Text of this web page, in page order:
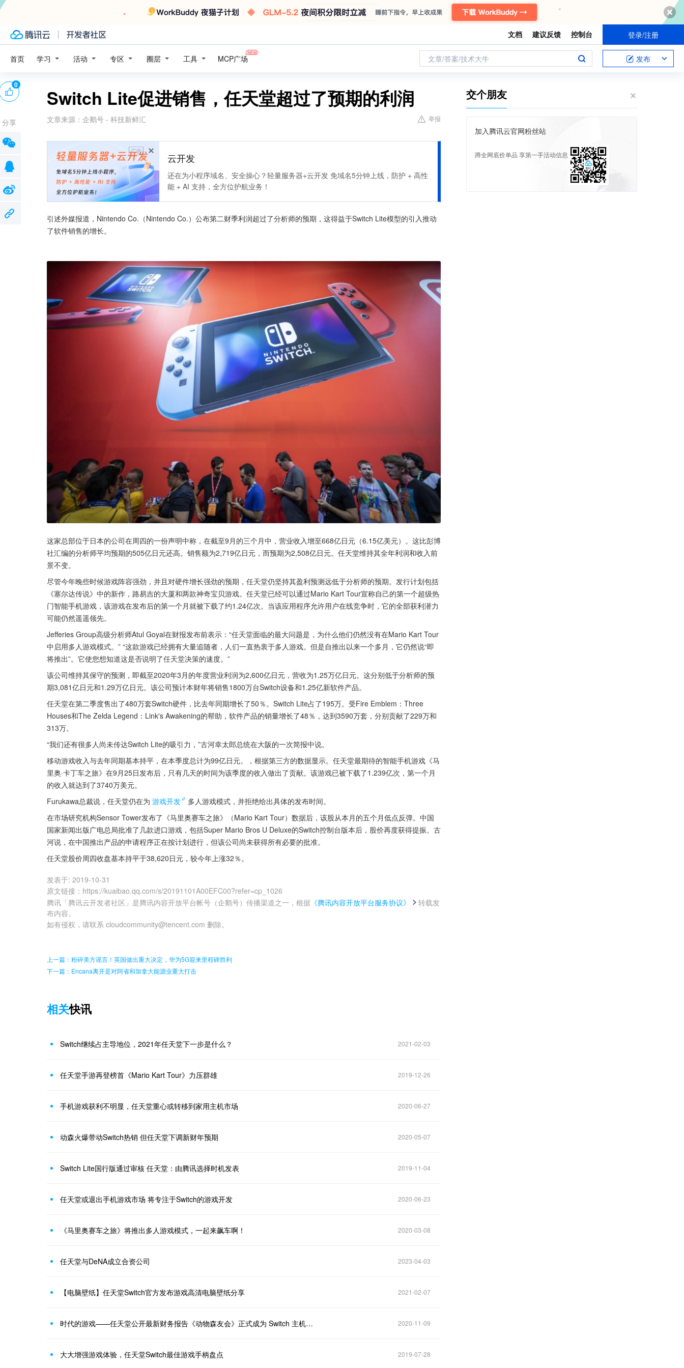
文档 建议反馈 控制台 登录/注册
首页 学习 活动 专区 圈层 工具 MCP广场 文章/答案/技术大牛 发布
Switch Lite促进销售，任天堂超过了预期的利润
文章来源： 企鹅号 - 科技新鲜汇 举报
广告
云开发
还在为小程序域名、安全操心？轻量服务器+云开发 免域名5分钟上线，防护 + 高性
能 + AI 支持，全方位护航业务！
引述外媒报道，Nintendo Co.（Nintendo Co.）公布第二财季利润超过了分析师的预期，这得益于Switch Lite模型的引入推动
了软件销售的增长。
这家总部位于日本的公司在周四的一份声明中称，在截至9月的三个月中，营业收入增至668亿日元（6.15亿美元）。这比彭博
社汇编的分析师平均预期的505亿日元还高。销售额为2,719亿日元，而预期为2,508亿日元。任天堂维持其全年利润和收入前
景不变。
尽管今年晚些时候游戏阵容强劲，并且对硬件增长强劲的预期，任天堂仍坚持其盈利预测远低于分析师的预期。发行计划包括
《塞尔达传说》中的新作，路易吉的大厦和两款神奇宝贝游戏。任天堂已经可以通过Mario Kart Tour宣称自己的第一个超级热
门智能手机游戏，该游戏在发布后的第一个月就被下载了约1.24亿次。当该应用程序允许用户在线竞争时，它的全部获利潜力
可能仍然遥遥领先。
Jefferies Group高级分析师Atul Goyal在财报发布前表示：“任天堂面临的最大问题是，为什么他们仍然没有在Mario Kart Tour
中启用多人游戏模式。” “这款游戏已经拥有大量追随者，人们一直热衷于多人游戏。但是自推出以来一个多月，它仍然说“即
将推出”。它使您想知道这是否说明了任天堂决策的速度。”
该公司维持其保守的预测，即截至2020年3月的年度营业利润为2,600亿日元，营收为1.25万亿日元。这分别低于分析师的预
期3,081亿日元和1.29万亿日元。该公司预计本财年将销售1800万台Switch设备和1.25亿新软件产品。
任天堂在第二季度售出了480万套Switch硬件，比去年同期增长了50％。Switch Lite占了195万。受Fire Emblem：Three
Houses和The Zelda Legend：Link's Awakening的帮助，软件产品的销量增长了48％，达到3590万套，分别贡献了229万和
313万。
“我们还有很多人尚未传达Switch Lite的吸引力，”古河幸太郎总统在大阪的一次简报中说。
移动游戏收入与去年同期基本持平，在本季度总计为99亿日元。，根据第三方的数据显示。任天堂最期待的智能手机游戏《马
里奥·卡丁车之旅》在9月25日发布后，只有几天的时间为该季度的收入做出了贡献。该游戏已被下载了1.239亿次，第一个月
的收入就达到了3740万美元。
Furukawa总裁说，任天堂仍在为 游戏开发
多人游戏模式，并拒绝给出具体的发布时间。
在市场研究机构Sensor Tower发布了《马里奥赛车之旅》（Mario Kart Tour）数据后，该股从本月的五个月低点反弹。中国
国家新闻出版广电总局批准了几款进口游戏，包括Super Mario Bros U Deluxe的Switch控制台版本后，股价再度获得提振。古
河说，在中国推出产品的申请程序正在按计划进行，但该公司尚未获得所有必要的批准。
任天堂股价周四收盘基本持平于38,620日元，较今年上涨32％。
发表于: 2019-10-31
原文链接 ： https://kuaibao.qq.com/s/20191101A00EFC00?refer=cp_1026
腾讯「腾讯云开发者社区」是腾讯内容开放平台帐号（企鹅号）传播渠道之一，根据 《腾讯内容开放平台服务协议》
转载发
布内容。
如有侵权，请联系 cloudcommunity@tencent.com 删除。
0
分享
上一篇：粉碎美方谣言！英国做出重大决定，华为5G迎来里程碑胜利
下一篇：Encana离开是对阿省和加拿大能源业重大打击
相关快讯
Switch继续占主导地位，2021年任天堂下一步是什么？ 2021-02-03
任天堂手游再登榜首《Mario Kart Tour》力压群雄 2019-12-26
手机游戏获利不明显，任天堂重心或转移到家用主机市场 2020-06-27
动森火爆带动Switch热销 但任天堂下调新财年预期 2020-05-07
Switch Lite国行版通过审核 任天堂：由腾讯选择时机发表 2019-11-04
任天堂或退出手机游戏市场 将专注于Switch的游戏开发 2020-06-23
《马里奥赛车之旅》将推出多人游戏模式，一起来飙车啊！ 2020-03-08
任天堂与DeNA成立合资公司 2023-04-03
【电脑壁纸】任天堂Switch官方发布游戏高清电脑壁纸分享 2021-02-07
时代的游戏——任天堂公开最新财务报告《动物森友会》正式成为 Switch 主机迄今第二畅销的作品 2020-11-09
大大增强游戏体验，任天堂Switch最佳游戏手柄盘点 2019-07-28
交个朋友
加入腾讯云官网粉丝站
蹲全网底价单品 享第一手活动信息